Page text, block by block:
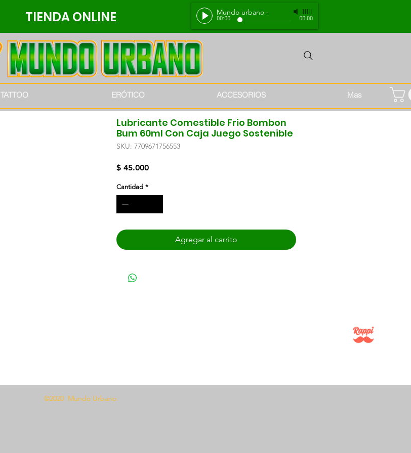
TIENDA ONLINE Mundo urbano -
00:00 00:00
TATTOO ERÓTICO ACCESORIOS Mas
Lubricante Comestible Frio Bombon
Bum 60ml Con Caja Juego Sostenible
SKU: 7709671756553
$ 45.000Precio
Cantidad *
Agregar al carrito
©2020 Mundo Urbano